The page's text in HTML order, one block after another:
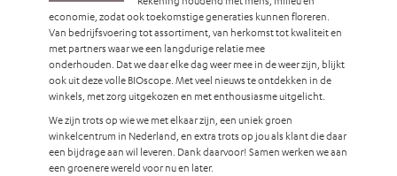
economie, zodat ook toekomstige generaties kunnen floreren.
Van bedrijfsvoering tot assortiment, van herkomst tot kwaliteit en
met partners waar we een langdurige relatie mee
onderhouden. Dat we daar elke dag weer mee in de weer zijn, blijkt
ook uit deze volle BIOscope. Met veel nieuws te ontdekken in de
winkels, met zorg uitgekozen en met enthousiasme uitgelicht.
We zijn trots op wie we met elkaar zijn, een uniek groen
winkelcentrum in Nederland, en extra trots op jou als klant die daar
een bijdrage aan wil leveren. Dank daarvoor! Samen werken we aan
een groenere wereld voor nu en later.